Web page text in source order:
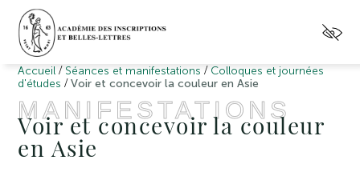
Accueil / Séances et manifestations / Colloques et journées
d'études /Voir et concevoir la couleur en Asie
MANIFESTATIONS
Voir et concevoir la couleur
en Asie